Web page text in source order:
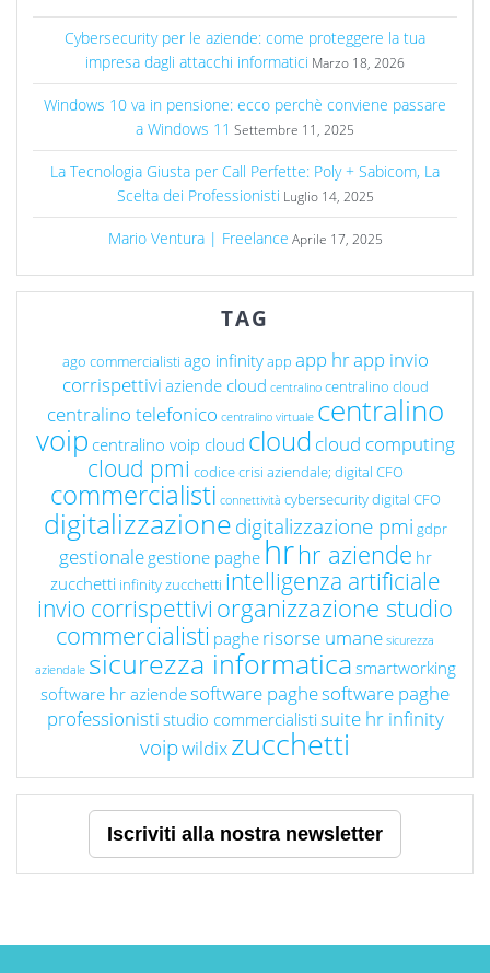
Cybersecurity per le aziende: come proteggere la tua
impresa dagli attacchi informatici Marzo 18, 2026
Windows 10 va in pensione: ecco perchè conviene passare
a Windows 11 Settembre 11, 2025
La Tecnologia Giusta per Call Perfette: Poly + Sabicom, La
Scelta dei Professionisti Luglio 14, 2025
Mario Ventura | Freelance Aprile 17, 2025
TAG
ago commercialisti ago infinityapp app hrapp invio
corrispettivi aziende cloud centralino centralino cloud
centralino telefonico centralino virtuale centralino
voip centralino voip cloud cloud cloud computing
cloud pmi codice crisi aziendale; digital CFO
commercialisti connettività cybersecuritydigital CFO
digitalizzazionedigitalizzazione pmi gdpr
gestionale gestione paghe hrhr aziende hr
zucchetti infinity zucchetti intelligenza artificiale
invio corrispettivi organizzazione studio
commercialisti paghe risorse umane sicurezza
aziendale sicurezza informatica smartworking
software hr aziendesoftware paghesoftware paghe
professionisti studio commercialisti suite hr infinity
voipwildixzucchetti
Iscriviti alla nostra newsletter